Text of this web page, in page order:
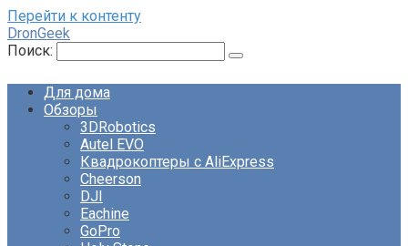
Перейти к контенту
DronGeek
Поиск:
Для дома
Обзоры
3DRobotics
Autel EVO
Квадрокоптеры с AliExpress
Cheerson
DJI
Eachine
GoPro